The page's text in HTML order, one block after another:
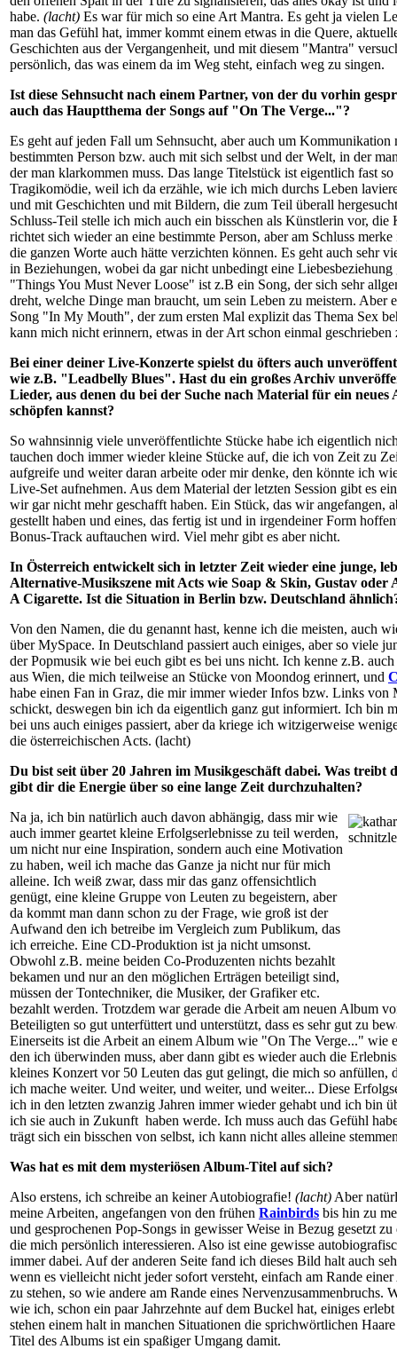
habe. (lacht) Es war für mich so eine Art Mantra. Es geht ja vielen
man das Gefühl hat, immer kommt einem etwas in die Quere,
Geschichten aus der Vergangenheit, und mit diesem "Mantra"
persönlich, das was einem da im Weg steht, einfach weg zu singen.
Ist diese Sehnsucht nach einem Partner, von der du vorhin
auch das Hauptthema der Songs auf "On The Verge..."?
Es geht auf jeden Fall um Sehnsucht, aber auch um Kommunikation
bestimmten Person bzw. auch mit sich selbst und der Welt, in der
der man klarkommen muss. Das lange Titelstück ist eigentlich fast
Tragikomödie, weil ich da erzähle, wie ich mich durchs Leben
und mit Geschichten und mit Bildern, die zum Teil überall
Schluss-Teil stelle ich mich auch ein bisschen als Künstlerin vor,
richtet sich wieder an eine bestimmte Person, aber am Schluss
die ganzen Worte auch hätte verzichten können. Es geht auch sehr
in Beziehungen, wobei da gar nicht unbedingt eine Liebesbeziehung
"Things You Must Never Loose" ist z.B ein Song, der sich sehr
dreht, welche Dinge man braucht, um sein Leben zu meistern. Aber
Song "In My Mouth", der zum ersten Mal explizit das Thema Sex
kann mich nicht erinnern, etwas in der Art schon einmal geschrieben
Bei einer deiner Live-Konzerte spielst du öfters auch
wie z.B. "Leadbelly Blues". Hast du ein großes Archiv
Lieder, aus denen du bei der Suche nach Material für ein neues
schöpfen kannst?
So wahnsinnig viele unveröffentlichte Stücke habe ich eigentlich
tauchen doch immer wieder kleine Stücke auf, die ich von Zeit zu
aufgreife und weiter daran arbeite oder mir denke, den könnte ich
Live-Set aufnehmen. Aus dem Material der letzten Session gibt es
wir gar nicht mehr geschafft haben. Ein Stück, das wir angefangen,
gestellt haben und eines, das fertig ist und in irgendeiner Form
Bonus-Track auftauchen wird. Viel mehr gibt es aber nicht.
In Österreich entwickelt sich in letzter Zeit wieder eine junge,
Alternative-Musikszene mit Acts wie Soap & Skin, Gustav oder
A Cigarette. Ist die Situation in Berlin bzw. Deutschland
Von den Namen, die du genannt hast, kenne ich die meisten, auch
über MySpace. In Deutschland passiert auch einiges, aber so viele
der Popmusik wie bei euch gibt es bei uns nicht. Ich kenne z.B.
aus Wien, die mich teilweise an Stücke von Moondog erinnert, und
habe einen Fan in Graz, die mir immer wieder Infos bzw. Links von
schickt, deswegen bin ich da eigentlich ganz gut informiert. Ich bin
bei uns auch einiges passiert, aber da kriege ich witzigerweise
die österreichischen Acts. (lacht)
Du bist seit über 20 Jahren im Musikgeschäft dabei. Was treibt
gibt dir die Energie über so eine lange Zeit durchzuhalten?
Na ja, ich bin natürlich auch davon abhängig, dass mir wie
auch immer geartet kleine Erfolgserlebnisse zu teil werden,
um nicht nur eine Inspiration, sondern auch eine Motivation
zu haben, weil ich mache das Ganze ja nicht nur für mich
alleine. Ich weiß zwar, dass mir das ganz offensichtlich
genügt, eine kleine Gruppe von Leuten zu begeistern, aber
da kommt man dann schon zu der Frage, wie groß ist der
Aufwand den ich betreibe im Vergleich zum Publikum, das
ich erreiche. Eine CD-Produktion ist ja nicht umsonst.
Obwohl z.B. meine beiden Co-Produzenten nichts bezahlt
bekamen und nur an den möglichen Erträgen beteiligt sind,
müssen der Tontechniker, die Musiker, der Grafiker etc.
bezahlt werden. Trotzdem war gerade die Arbeit am neuen Album
Beteiligten so gut unterfüttert und unterstützt, dass es sehr gut zu
Einerseits ist die Arbeit an einem Album wie "On The Verge..." wie
den ich überwinden muss, aber dann gibt es wieder auch die
kleines Konzert vor 50 Leuten das gut gelingt, die mich so anfüllen,
ich mache weiter. Und weiter, und weiter, und weiter... Diese
ich in den letzten zwanzig Jahren immer wieder gehabt und ich bin
ich sie auch in Zukunft haben werde. Ich muss auch das Gefühl
trägt sich ein bisschen von selbst, ich kann nicht alles alleine
Was hat es mit dem mysteriösen Album-Titel auf sich?
Also erstens, ich schreibe an keiner Autobiografie! (lacht) Aber
meine Arbeiten, angefangen von den frühen Rainbirds bis hin zu
und gesprochenen Pop-Songs in gewisser Weise in Bezug gesetzt
die mich persönlich interessieren. Also ist eine gewisse
immer dabei. Auf der anderen Seite fand ich dieses Bild halt auch
wenn es vielleicht nicht jeder sofort versteht, einfach am Rande
zu stehen, so wie andere am Rande eines Nervenzusammenbruchs.
wie ich, schon ein paar Jahrzehnte auf dem Buckel hat, einiges
stehen einem halt in manchen Situationen die sprichwörtlichen
Titel des Albums ist ein spaßiger Umgang damit.